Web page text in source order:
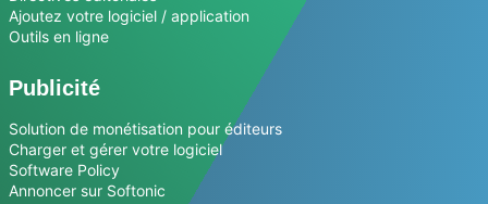
Ajoutez votre logiciel / application
Outils en ligne
Publicité
Solution de monétisation pour éditeurs
Charger et gérer votre logiciel
Software Policy
Annoncer sur Softonic